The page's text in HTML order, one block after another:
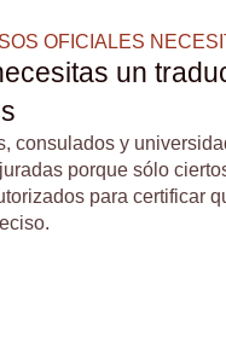
OFICIALES
un
consulados y
porque sólo
para certificar